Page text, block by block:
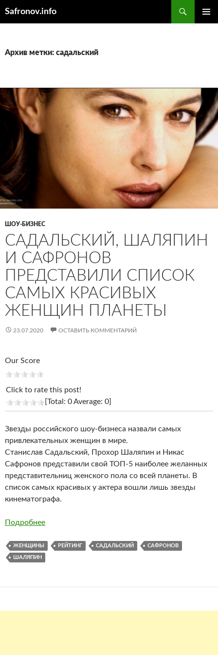
Safronov.info
Архив метки: садальский
ШОУ-БИЗНЕС
САДАЛЬСКИЙ, ШАЛЯПИН
И САФРОНОВ
ПРЕДСТАВИЛИ СПИСОК
САМЫХ КРАСИВЫХ
ЖЕНЩИН ПЛАНЕТЫ
23.07.2020 ОСТАВИТЬ КОММЕНТАРИЙ
Our Score
Click to rate this post!
[Total: 0 Average: 0]
Звезды российского шоу-бизнеса назвали самых
привлекательных женщин в мире.
Станислав Садальский, Прохор Шаляпин и Никас
Сафронов представили свой ТОП-5 наиболее желанных
представительниц женского пола со всей планеты. В
список самых красивых у актера вошли лишь звезды
кинематографа.
Подробнее
ЖЕНЩИНЫ РЕЙТИНГ САДАЛЬСКИЙ САФРОНОВ
ШАЛЯПИН